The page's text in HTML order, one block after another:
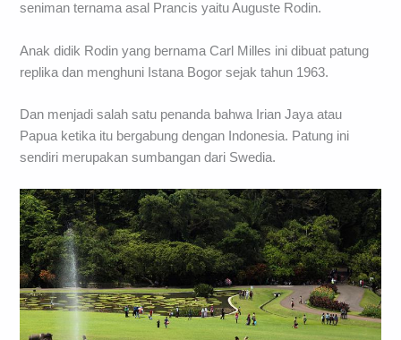
seniman ternama asal Prancis yaitu Auguste Rodin.
Anak didik Rodin yang bernama Carl Milles ini dibuat patung
replika dan menghuni Istana Bogor sejak tahun 1963.
Dan menjadi salah satu penanda bahwa Irian Jaya atau
Papua ketika itu bergabung dengan Indonesia. Patung ini
sendiri merupakan sumbangan dari Swedia.